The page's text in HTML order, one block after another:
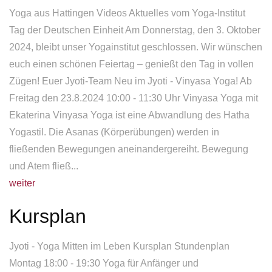
Yoga aus Hattingen Videos Aktuelles vom Yoga-Institut
Tag der Deutschen Einheit Am Donnerstag, den 3. Oktober
2024, bleibt unser Yogainstitut geschlossen. Wir wünschen
euch einen schönen Feiertag – genießt den Tag in vollen
Zügen! Euer Jyoti-Team Neu im Jyoti - Vinyasa Yoga! Ab
Freitag den 23.8.2024 10:00 - 11:30 Uhr Vinyasa Yoga mit
Ekaterina Vinyasa Yoga ist eine Abwandlung des Hatha
Yogastil. Die Asanas (Körperübungen) werden in
fließenden Bewegungen aneinandergereiht. Bewegung
und Atem fließ...
weiter
Kursplan
Jyoti - Yoga Mitten im Leben Kursplan Stundenplan
Montag 18:00 - 19:30 Yoga für Anfänger und